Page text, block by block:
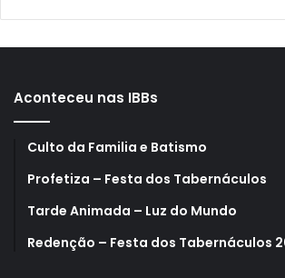
Aconteceu nas IBBs
Culto da Familia e Batismo
Profetiza – Festa dos Tabernáculos
Tarde Animada – Luz do Mundo
Redenção – Festa dos Tabernáculos